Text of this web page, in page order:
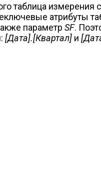
таблица измерения
атрибуты
параметр SF.
[Дата].[Квартал] и